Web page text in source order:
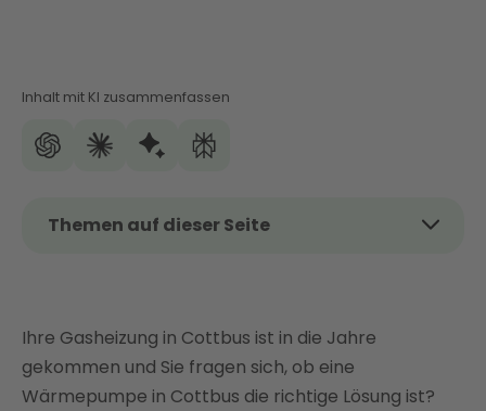
Inhalt mit KI zusammenfassen
Themen auf dieser Seite
richtige Zeitpunkt ist
Welche Wärmepumpe passt zu Ihrem Haus in
Cottbus?
Ihre Gasheizung in Cottbus ist in die Jahre
gekommen und Sie fragen sich, ob eine
Wärmepumpe in Cottbus die richtige Lösung ist?